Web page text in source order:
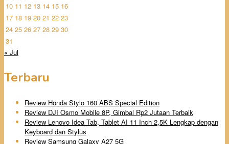
10 11 12 13 14 15 16
17 18 19 20 21 22 23
24 25 26 27 28 29 30
31
« Jul
Terbaru
Review Honda Stylo 160 ABS Special Edition
Review DJI Osmo Mobile 8P, Gimbal Rp2 Jutaan Terbaik
Review Lenovo Idea Tab, Tablet AI 11 Inch 2,5K Lengkap dengan
Keyboard dan Stylus
Review Samsung Galaxy A27 5G